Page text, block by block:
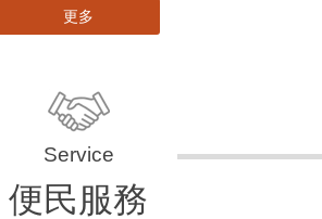
更多
便民服務